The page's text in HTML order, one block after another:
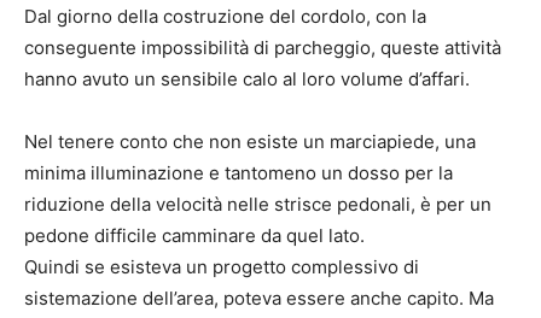
Dal giorno della costruzione del cordolo, con la
conseguente impossibilità di parcheggio, queste attività
hanno avuto un sensibile calo al loro volume d’affari.
Nel tenere conto che non esiste un marciapiede, una
minima illuminazione e tantomeno un dosso per la
riduzione della velocità nelle strisce pedonali, è per un
pedone difficile camminare da quel lato.
Quindi se esisteva un progetto complessivo di
sistemazione dell’area, poteva essere anche capito. Ma